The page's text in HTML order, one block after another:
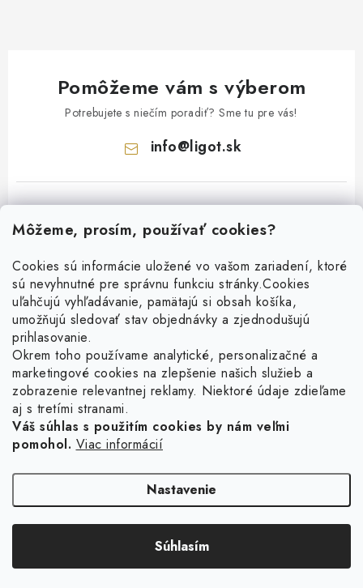
Môžeme, prosím, používať cookies?
Cookies sú informácie uložené vo vašom zariadení, ktoré
sú nevyhnutné pre správnu funkciu stránky.Cookies
uľahčujú vyhľadávanie, pamätajú si obsah košíka,
umožňujú sledovať stav objednávky a zjednodušujú
prihlasovanie.
Okrem toho používame analytické, personalizačné a
marketingové cookies na zlepšenie našich služieb a
zobrazenie relevantnej reklamy. Niektoré údaje zdieľame
aj s tretími stranami.
Váš súhlas s použitím cookies by nám veľmi
pomohol. Viac informácií
Nastavenie
Súhlasím
Pomôžeme vám s výberom
Potrebujete s niečím poradiť? Sme tu pre vás!
info@ligot.sk
Facebook
Obľúbené šperky
Náušnice
Prstene
Náramky
Sety
Informácie pre vás
. Všetky práva vyhradené.